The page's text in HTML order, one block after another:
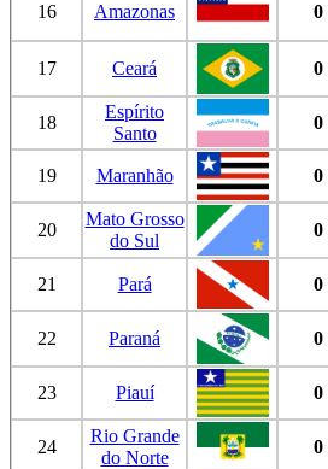
16 Amazonas 0
17 Ceará 0
18
Espírito
Santo
0
19 Maranhão 0
20
Mato Grosso
do Sul
0
21 Pará 0
22 Paraná 0
23 Piauí 0
24
Rio Grande
do Norte
0